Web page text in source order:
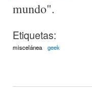
mundo".
Etiquetas:
miscelánea geek